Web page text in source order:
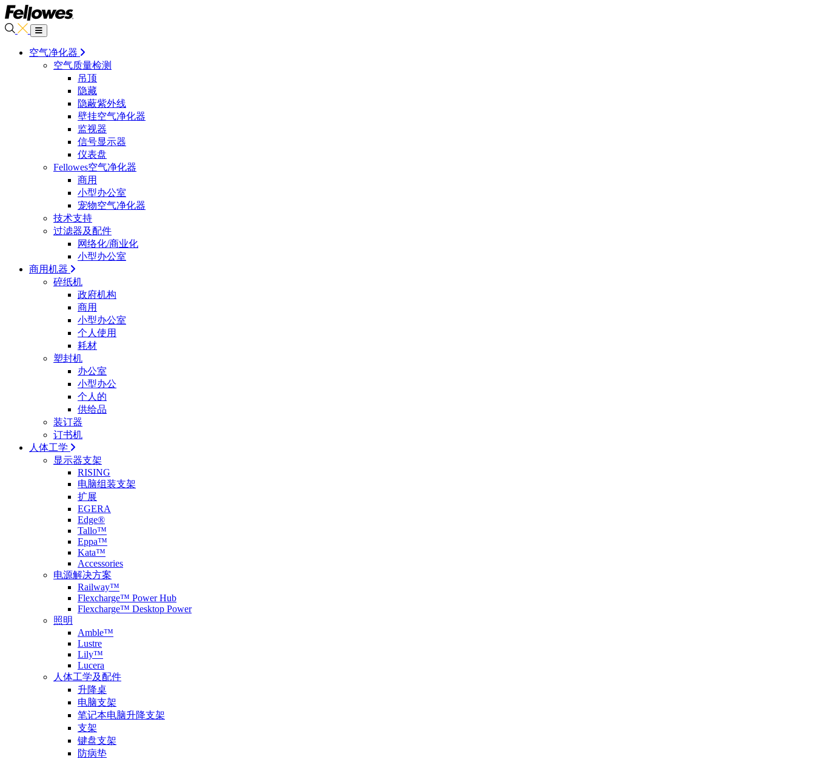
空气净化器
空气质量检测
吊顶
隐藏
隐蔽紫外线
壁挂空气净化器
监视器
信号显示器
仪表盘
Fellowes空气净化器
商用
小型办公室
宠物空气净化器
技术支持
过滤器及配件
网络化/商业化
小型办公室
商用机器
碎纸机
政府机构
商用
小型办公室
个人使用
耗材
塑封机
办公室
小型办公
个人的
供给品
装订器
订书机
人体工学
显示器支架
RISING
电脑组装支架
扩展
EGERA
Edge®
Tallo™
Eppa™
Kata™
Accessories
电源解决方案
Railway™
Flexcharge™ Power Hub
Flexcharge™ Desktop Power
照明
Amble™
Lustre
Lily™
Lucera
人体工学及配件
升降桌
电脑支架
笔记本电脑升降支架
支架
键盘支架
防病垫